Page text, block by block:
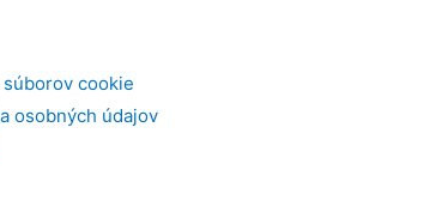
cookie
osobných údajov